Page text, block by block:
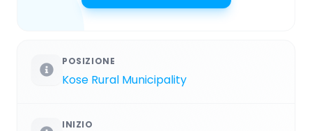
POSIZIONE
Kose Rural Municipality
INIZIO